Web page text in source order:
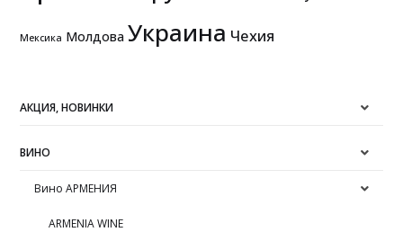
Мексика Молдова Украина Чехия
АКЦИЯ, НОВИНКИ
ВИНО
Вино АРМЕНИЯ
ARMENIA WINE